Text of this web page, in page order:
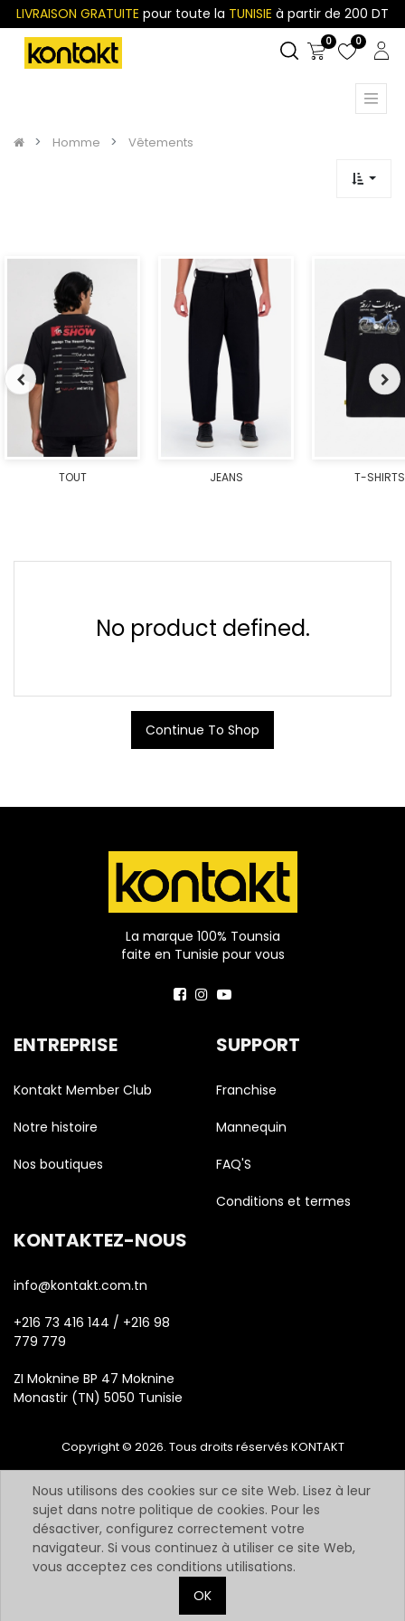
LIVRAISON GRATUITE pour toute la TUNISIE à partir de 200 DT
0 0
Homme Vêtements
TOUT JEANS T-SHIRTS
No product defined.
Continue To Shop
La marque 100% Tounsia
faite en Tunisie pour vous
ENTREPRISE
Kontakt Member Club
Notre histoire
Nos boutiques
SUPPORT
Franchise
Mannequin
FAQ'S
Conditions et termes
KONTAKTEZ-NOUS
info@kontakt.com.tn
+216 73 416 144 / +216 98
779 779
ZI Moknine BP 47 Moknine
Monastir (TN) 5050 Tunisie
Copyright © 2026. Tous droits réservés KONTAKT
Nous utilisons des cookies sur ce site Web. Lisez à leur
sujet dans notre politique de cookies. Pour les
désactiver, configurez correctement votre
navigateur. Si vous continuez à utiliser ce site Web,
vous acceptez ces conditions utilisations.
OK